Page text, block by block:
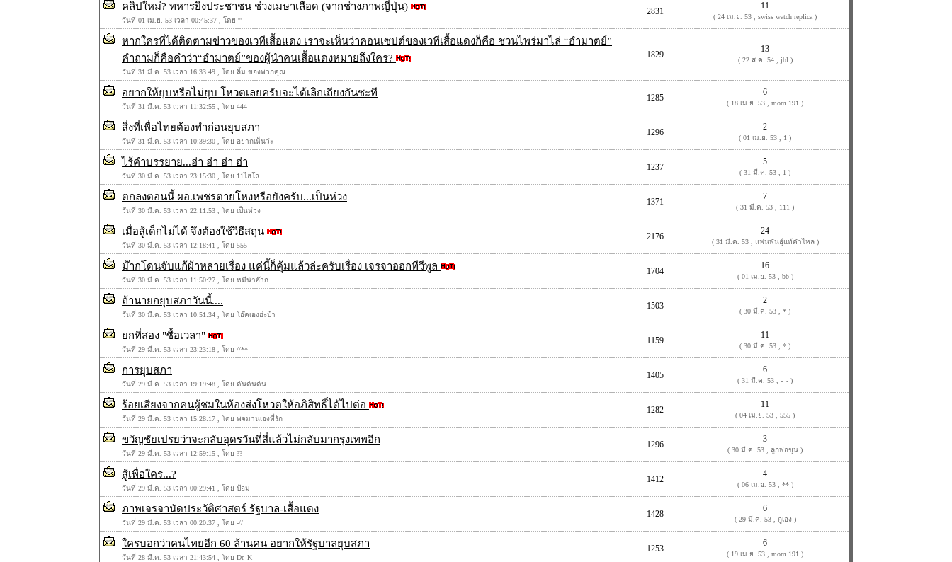
คลิปใหม่? ทหารยิงประชาชน ช่วงเมษาเลือด (จากช่างภาพญี่ปุ่น)
วันที่ 01 เม.ย. 53 เวลา 00:45:37 , โดย '''
2831
11
( 24 เม.ย. 53 , swiss watch replica )
หากใครที่ได้ติดตามข่าวของเวทีเสื้อแดง เราจะเห็นว่าคอนเซปต์ของเวทีเสื้อแดงก็คือ ชวนไพร่มาไล่ “อำมาตย์”
คำถามก็คือคำว่า“อำมาตย์”ของผู้นำคนเสื้อแดงหมายถึงใคร?
วันที่ 31 มี.ค. 53 เวลา 16:33:49 , โดย ลิ้ม ของพวกคุณ
1829
13
( 22 ส.ค. 54 , jbl )
อยากให้ยุบหรือไม่ยุบ โหวตเลยครับจะได้เลิกเถียงกันซะที
วันที่ 31 มี.ค. 53 เวลา 11:32:55 , โดย 444
1285
6
( 18 เม.ย. 53 , mom 191 )
สิ่งที่เพื่อไทยต้องทำก่อนยุบสภา
วันที่ 31 มี.ค. 53 เวลา 10:39:30 , โดย อยากเห็นว่ะ
1296
2
( 01 เม.ย. 53 , 1 )
ไร้คำบรรยาย...ฮ่า ฮ่า ฮ่า ฮ่า
วันที่ 30 มี.ค. 53 เวลา 23:15:30 , โดย 11ไฮโล
1237
5
( 31 มี.ค. 53 , 1 )
ตกลงตอนนี้ ผอ.เพชรตายโหงหรือยังครับ...เป็นห่วง
วันที่ 30 มี.ค. 53 เวลา 22:11:53 , โดย เป็นห่วง
1371
7
( 31 มี.ค. 53 , 111 )
เมื่อสู้เด็กไม่ได้ จึงต้องใช้วิธีสถุน
วันที่ 30 มี.ค. 53 เวลา 12:18:41 , โดย 555
2176
24
( 31 มี.ค. 53 , แฟนพันธุ์แท้คำไหล )
ม๊ากโดนจับแก้ผ้าหลายเรื่อง แค่นี้ก็คุ้มแล้วล่ะครับเรื่อง เจรจาออกทีวีพูล
วันที่ 30 มี.ค. 53 เวลา 11:50:27 , โดย หมีน่าฮ๊าก
1704
16
( 01 เม.ย. 53 , bb )
ถ้านายกยุบสภาวันนี้....
วันที่ 30 มี.ค. 53 เวลา 10:51:34 , โดย โอ๊คเองฮ่ะป๋า
1503
2
( 30 มี.ค. 53 , * )
ยกที่สอง "ซื้อเวลา"
วันที่ 29 มี.ค. 53 เวลา 23:23:18 , โดย //**
1159
11
( 30 มี.ค. 53 , * )
การยุบสภา
วันที่ 29 มี.ค. 53 เวลา 19:19:48 , โดย ดันดันดัน
1405
6
( 31 มี.ค. 53 , -_- )
ร้อยเสียงจากคนผู้ชมในห้องส่งโหวตให้อภิสิทธิ์ได้ไปต่อ
วันที่ 29 มี.ค. 53 เวลา 15:28:17 , โดย พจมานเองที่รัก
1282
11
( 04 เม.ย. 53 , 555 )
ขวัญชัยเปรยว่าจะกลับอุดรวันที่สี่แล้วไม่กลับมากรุงเทพอีก
วันที่ 29 มี.ค. 53 เวลา 12:59:15 , โดย ??
1296
3
( 30 มี.ค. 53 , ลูกพ่อขุน )
สู้เพื่อใคร...?
วันที่ 29 มี.ค. 53 เวลา 00:29:41 , โดย ป้อม
1412
4
( 06 เม.ย. 53 , ** )
ภาพเจรจานัดประวัติศาสตร์ รัฐบาล-เสื้อแดง
วันที่ 29 มี.ค. 53 เวลา 00:20:37 , โดย -//
1428
6
( 29 มี.ค. 53 , กูเอง )
ใครบอกว่าคนไทยอีก 60 ล้านคน อยากให้รัฐบาลยุบสภา
วันที่ 28 มี.ค. 53 เวลา 21:43:54 , โดย Dr. K
1253
6
( 19 เม.ย. 53 , mom 191 )